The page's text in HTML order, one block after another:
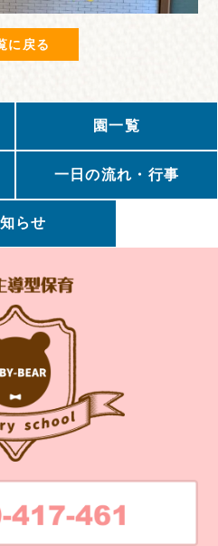
に戻る
園一覧
一日の流れ・行事
らせ